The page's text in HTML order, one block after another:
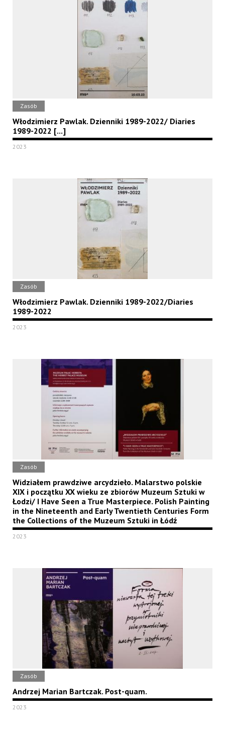
Zasób
Włodzimierz Pawlak. Dzienniki 1989-2022/ Diaries
1989-2022 [...]
2023
Zasób
Włodzimierz Pawlak. Dzienniki 1989-2022/Diaries
1989-2022
2023
Zasób
Widziałem prawdziwe arcydzieło. Malarstwo polskie
XIX i początku XX wieku ze zbiorów Muzeum Sztuki w
Łodzi/ I Have Seen a True Masterpiece. Polish Painting
in the Nineteenth and Early Twentieth Centuries Form
the Collections of the Muzeum Sztuki in Łódź
2023
Zasób
Andrzej Marian Bartczak. Post-quam.
2023